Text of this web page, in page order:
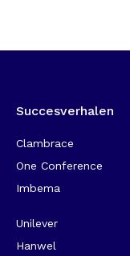
Succesverhalen
Clambrace
One Conference
Imbema
Unilever
Hanwel